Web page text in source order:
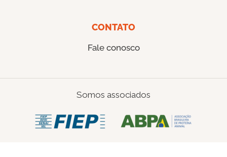
CONTATO
Fale conosco
Somos associados